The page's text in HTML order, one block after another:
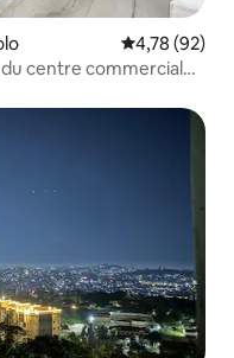
Évaluation
4,78 (92)
centre commercial